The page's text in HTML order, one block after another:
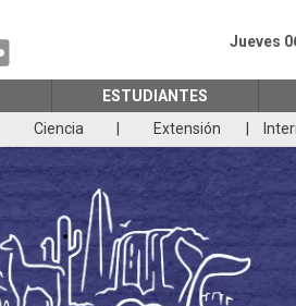
Jueves
ESTUDIANTES
Ciencia Extensión